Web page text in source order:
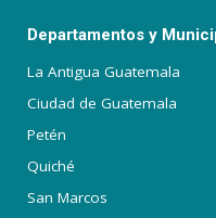
Departamentos y
La Antigua Guatemala
Ciudad de Guatemala
Petén
Quiché
San Marcos